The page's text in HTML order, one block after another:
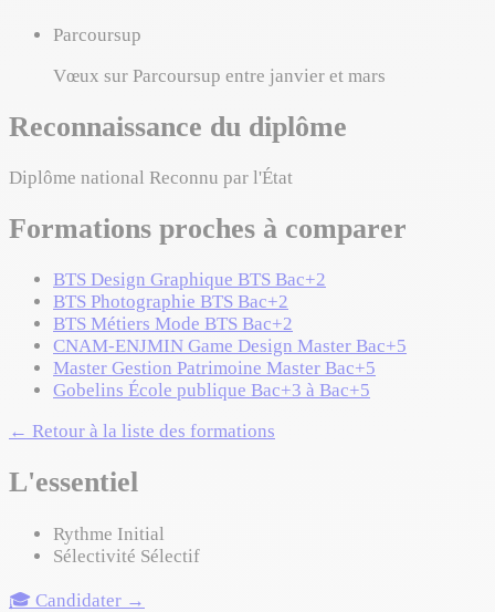
Parcoursup
Vœux sur Parcoursup entre janvier et mars
Reconnaissance du diplôme
Diplôme national Reconnu par l'État
Formations proches à comparer
BTS Design Graphique BTS Bac+2
BTS Photographie BTS Bac+2
BTS Métiers Mode BTS Bac+2
CNAM-ENJMIN Game Design Master Bac+5
Master Gestion Patrimoine Master Bac+5
Gobelins École publique Bac+3 à Bac+5
← Retour à la liste des formations
L'essentiel
Rythme Initial
Sélectivité Sélectif
🎓 Candidater →